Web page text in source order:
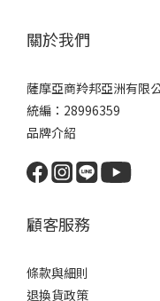
關於我們
薩摩亞商羚邦亞洲有限
統編：28996359
品牌介紹
顧客服務
條款與細則
退換貨政策